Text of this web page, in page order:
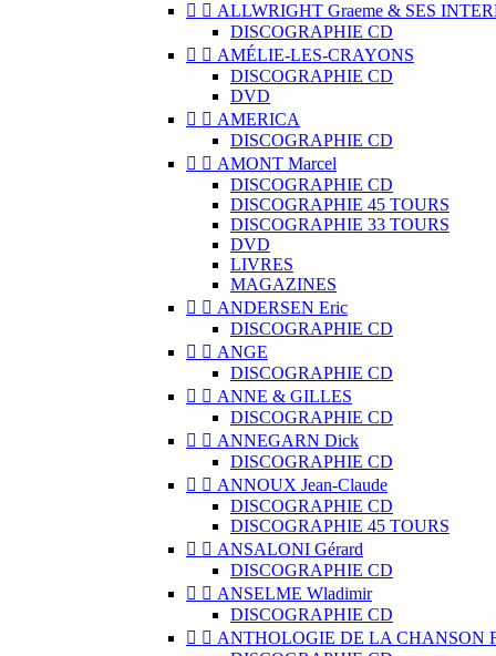
  ALLWRIGHT Graeme & SES
DISCOGRAPHIE CD
  AMÉLIE-LES-CRAYONS
DISCOGRAPHIE CD
DVD
  AMERICA
DISCOGRAPHIE CD
  AMONT Marcel
DISCOGRAPHIE CD
DISCOGRAPHIE 45 TOURS
DISCOGRAPHIE 33 TOURS
DVD
LIVRES
MAGAZINES
  ANDERSEN Eric
DISCOGRAPHIE CD
  ANGE
DISCOGRAPHIE CD
  ANNE & GILLES
DISCOGRAPHIE CD
  ANNEGARN Dick
DISCOGRAPHIE CD
  ANNOUX Jean-Claude
DISCOGRAPHIE CD
DISCOGRAPHIE 45 TOURS
  ANSALONI Gérard
DISCOGRAPHIE CD
  ANSELME Wladimir
DISCOGRAPHIE CD
  ANTHOLOGIE DE LA CHANSON